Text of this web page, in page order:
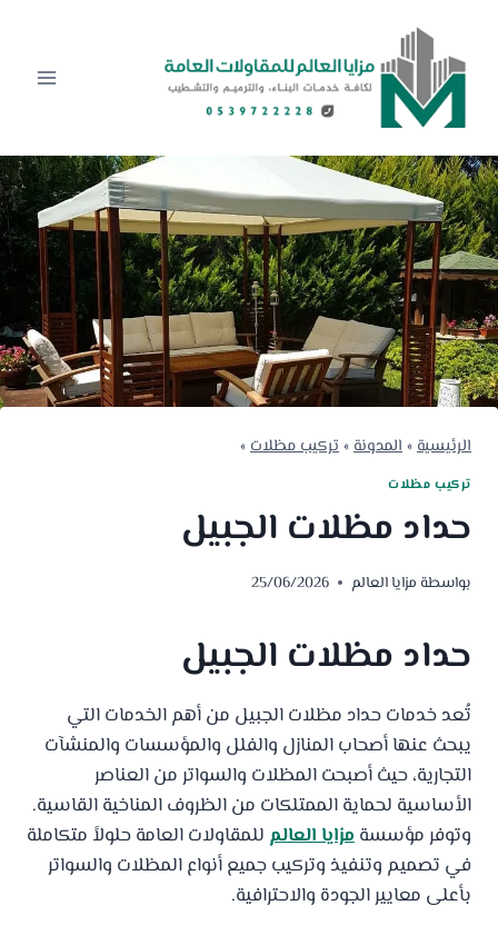
المحتوى
الرئيسية»المدونة»تركيب مظلات»
تركيب مظلات
حداد مظلات الجبيل
بواسطة مزايا العالم 25/06/2026
حداد مظلات الجبيل
تُعد خدمات حداد مظلات الجبيل من أهم الخدمات التي
يبحث عنها أصحاب المنازل والفلل والمؤسسات والمنشآت
التجارية، حيث أصبحت المظلات والسواتر من العناصر
الأساسية لحماية الممتلكات من الظروف المناخية القاسية.
وتوفر مؤسسةمزايا العالم للمقاولات العامة حلولاً متكاملة
في تصميم وتنفيذ وتركيب جميع أنواع المظلات والسواتر
بأعلى معايير الجودة والاحترافية.